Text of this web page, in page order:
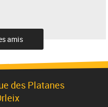
amis
des Platanes